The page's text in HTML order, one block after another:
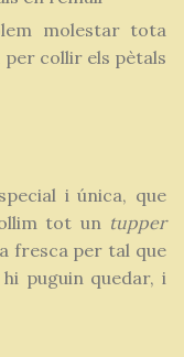
molestar tota
collir els pètals
i única, que
tot un tupper
fresca per tal que
puguin quedar, i